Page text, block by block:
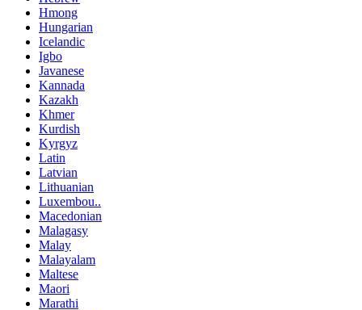
Hmong
Hungarian
Icelandic
Igbo
Javanese
Kannada
Kazakh
Khmer
Kurdish
Kyrgyz
Latin
Latvian
Lithuanian
Luxembou..
Macedonian
Malagasy
Malay
Malayalam
Maltese
Maori
Marathi